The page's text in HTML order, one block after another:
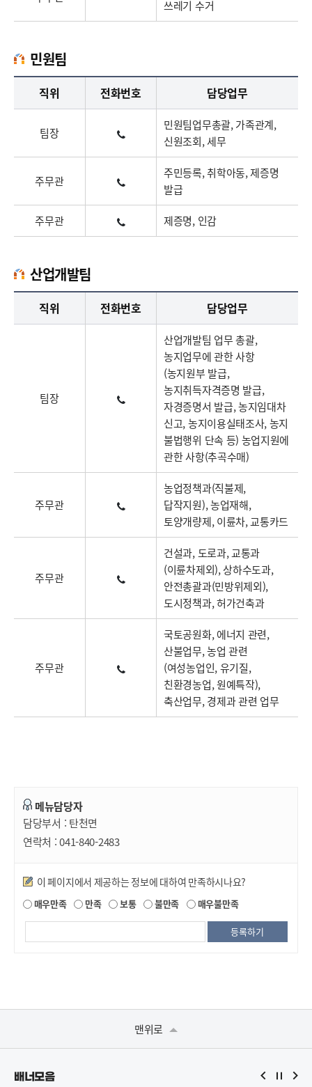
쓰레기 수거
민원팀
민원팀업무담당자의 정보로 직급, 전화번호, 담당업무를 안내하고 있습니다
직위 전화번호 담당업무
팀장
민원팀업무총괄, 가족관계,
신원조회, 세무
주무관
주민등록, 취학아동, 제증명
발급
주무관 제증명, 인감
산업개발팀
산업개발팀업무담당자의 정보로 직급, 전화번호, 담당업무를 안내하고 있습니다
직위 전화번호 담당업무
팀장
산업개발팀 업무 총괄,
농지업무에 관한 사항
(농지원부 발급,
농지취득자격증명 발급,
자경증명서 발급, 농지임대차
신고, 농지이용실태조사, 농지
불법행위 단속 등) 농업지원에
관한 사항(추곡수매)
주무관
농업정책과(직불제,
답작지원), 농업재해,
토양개량제, 이륜차, 교통카드
주무관
건설과, 도로과, 교통과
(이륜차제외), 상하수도과,
안전총괄과(민방위제외),
도시정책과, 허가건축과
주무관
국토공원화, 에너지 관련,
산불업무, 농업 관련
(여성농업인, 유기질,
친환경농업, 원예특작),
축산업무, 경제과 관련 업무
메뉴담당자
담당부서 : 탄천면
연락처 :041-840-2483
만족도조사
이 페이지에서 제공하는 정보에 대하여 만족하시나요?
매우만족 만족 보통 불만족 매우불만족
맨위로
배너모음